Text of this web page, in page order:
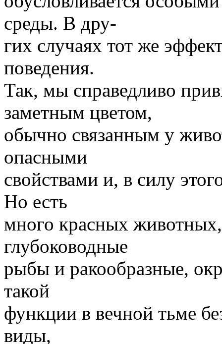
среды. В дру-
гих случаях тот же
поведения.
Так, мы справедливо
заметным цветом,
обычно связанным у
опасными
свойствами и, в силу
Но есть
много красных
глубоководные
рыбы и ракообразные,
такой
функции в вечной тьме
виды,